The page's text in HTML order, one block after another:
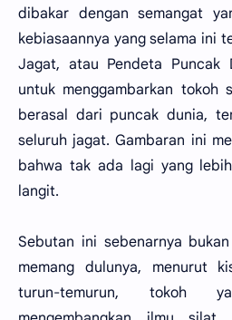
dibakar dengan semangat
kebiasaannya yang selama ini
Jagat, atau Pendeta Puncak
untuk menggambarkan tokoh
berasal dari puncak dunia,
seluruh jagat. Gambaran ini
bahwa tak ada lagi yang
langit.
Sebutan ini sebenarnya
memang dulunya, menurut
turun-temurun, tokoh